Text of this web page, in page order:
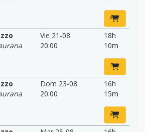
Vie 21-08
20:00
18h
10m
Dom 23-08
20:00
16h
15m